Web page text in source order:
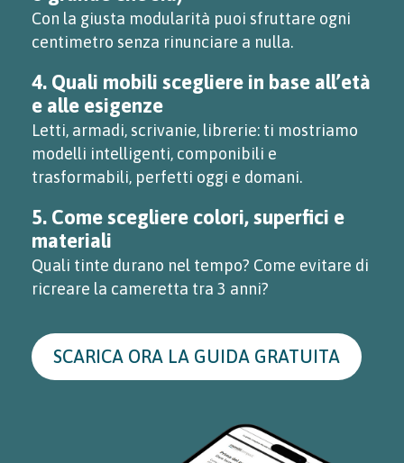
Con la giusta modularità puoi sfruttare ogni
centimetro senza rinunciare a nulla.
4. Quali mobili scegliere in base all’età
e alle esigenze
Letti, armadi, scrivanie, librerie: ti mostriamo
modelli intelligenti, componibili e
trasformabili, perfetti oggi e domani.
5. Come scegliere colori, superfici e
materiali
Quali tinte durano nel tempo? Come evitare di
ricreare la cameretta tra 3 anni?
SCARICA ORA LA GUIDA GRATUITA